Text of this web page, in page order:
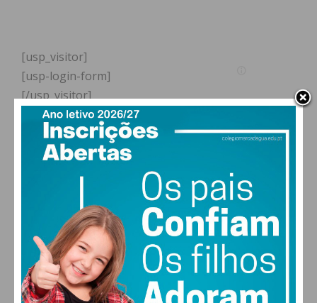
[usp_visitor]
[usp-login-form]
[/usp_visitor]
[usp_display_posts]